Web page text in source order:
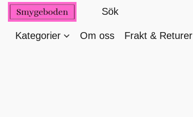
Kategorier Om oss Frakt & Returer